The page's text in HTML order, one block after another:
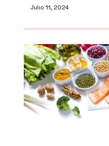
Julio 11, 2024